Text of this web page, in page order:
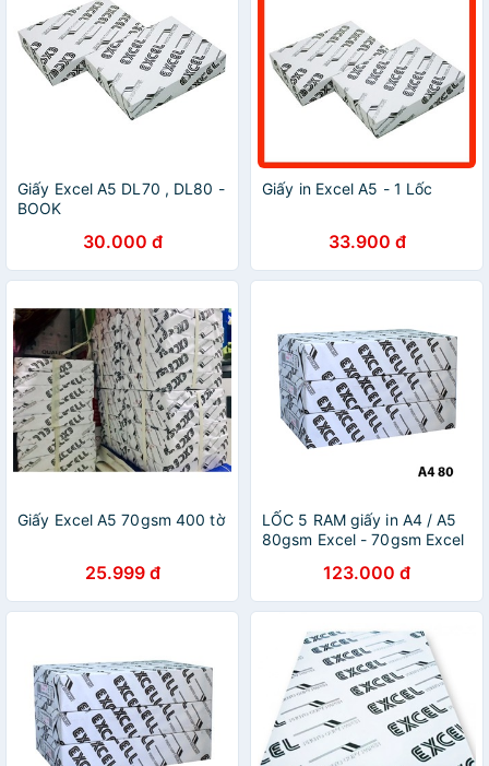
Giấy Excel A5 DL70 , DL80 -
BOOK
30.000 đ
Giấy in Excel A5 - 1 Lốc
33.900 đ
Giấy Excel A5 70gsm 400 tờ
25.999 đ
LỐC 5 RAM giấy in A4 / A5
80gsm Excel - 70gsm Excel
123.000 đ